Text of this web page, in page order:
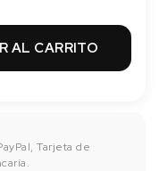
AL CARRITO
Tarjeta de